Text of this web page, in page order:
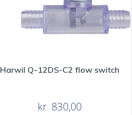
Harwil Q-12DS-C2 flow switch
kr. 830,00